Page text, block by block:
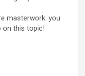
masterwork. you
on this topic!